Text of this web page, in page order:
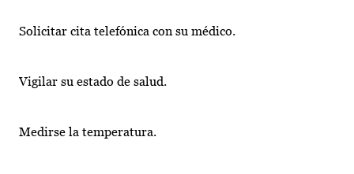
Solicitar cita telefónica con su médico.
Vigilar su estado de salud.
Medirse la temperatura.